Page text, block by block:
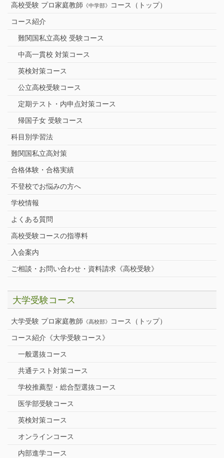
高校受験 プロ家庭教師 《中学部》 コース（トップ）
コース紹介
難関国私立高校 受験コース
中高一貫校 対策コース
英検対策コース
公立高校受験コース
定期テスト・内申点対策コース
帰国子女 受験コース
科目別学習法
難関国私立高対策
合格体験・合格実績
不登校でお悩みの方へ
学校情報
よくある質問
高校受験コースの指導料
入会案内
ご相談・お問い合わせ・資料請求《高校受験》
大学受験コース
大学受験 プロ家庭教師 《高校部》 コース（トップ）
コース紹介《大学受験コース》
一般選抜コース
共通テスト対策コース
学校推薦型・総合型選抜コース
医学部受験コース
英検対策コース
オンラインコース
内部進学コース